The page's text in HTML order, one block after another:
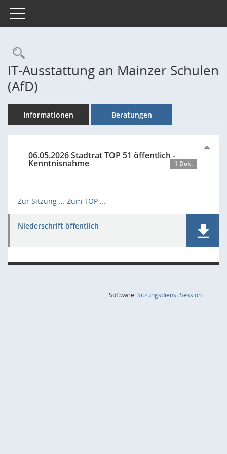
Toggle navigation
Rechercheauswahl
IT-Ausstattung an Mainzer Schulen
(AfD)
Informationen Beratungen
06.05.2026 Stadtrat TOP 51 öffentlich -
Kenntnisnahme 1 Dok.
Zur Sitzung ... Zum TOP ...
Niederschrift öffentlich
Software:SitzungsdienstSession(Wird in